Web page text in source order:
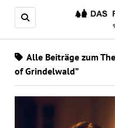
Alle Beiträge zum
of Grindelwald”